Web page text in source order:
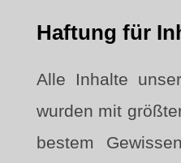
Haftung für
Alle Inhalte
wurden mit
bestem